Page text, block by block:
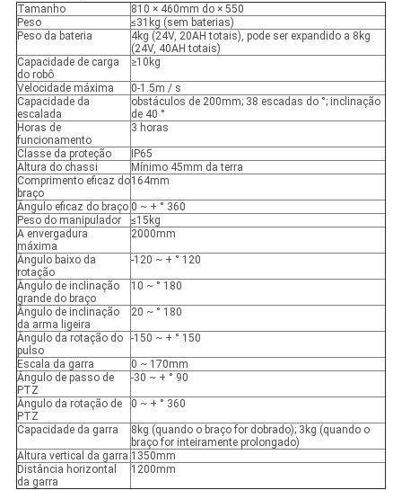
Tamanho
810 × 460mm do × 550
Peso
≤31kg (sem baterias)
Peso da bateria
4kg (24V, 20AH totais), pode ser expandido a 8kg
(24V, 40AH totais)
Capacidade de carga
do robô
≥10kg
Velocidade máxima
0-1.5m / s
Capacidade da
escalada
obstáculos de 200mm; 38 escadas do °; inclinação
de 40 °
Horas de
funcionamento
3 horas
Classe da proteção
IP65
Altura do chassi
Mínimo 45mm da terra
Comprimento eficaz do
braço
164mm
Ângulo eficaz do braço 0 ~ + ° 360
Peso do manipulador
≤15kg
A envergadura
máxima
2000mm
Ângulo baixo da
rotação
-120 ~ + ° 120
Ângulo de inclinação
grande do braço
10 ~ ° 180
Ângulo de inclinação
da arma ligeira
20 ~ ° 180
Ângulo da rotação do
pulso
-150 ~ + ° 150
Escala da garra
0 ~ 170mm
Ângulo de passo de
PTZ
-30 ~ + ° 90
Ângulo da rotação de
PTZ
0 ~ + ° 360
Capacidade da garra
8kg (quando o braço for dobrado); 3kg (quando o
braço for inteiramente prolongado)
Altura vertical da garra 1350mm
Distância horizontal
da garra
1200mm